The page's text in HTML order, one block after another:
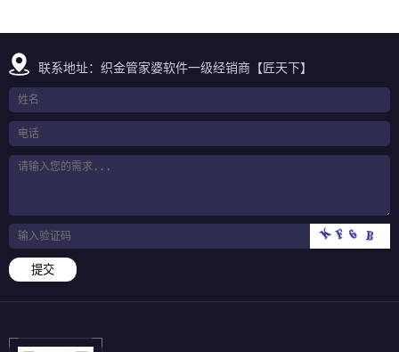
联系地址：织金管家婆软件一级经销商【匠天下】
提交